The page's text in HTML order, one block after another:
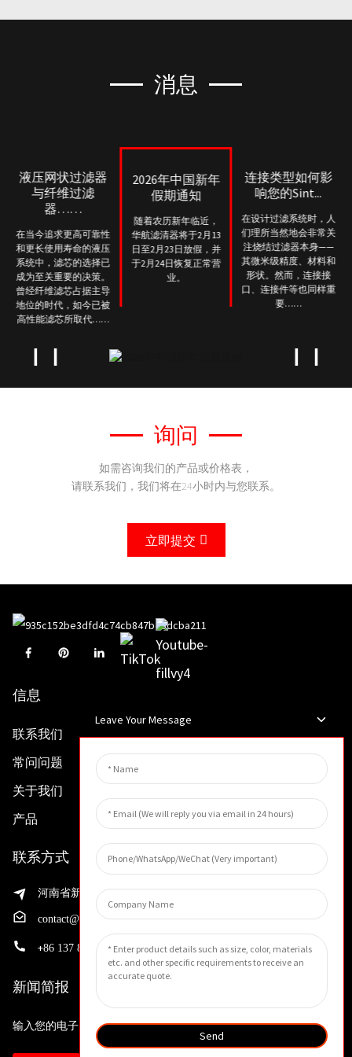
消息
液压网状过滤器
与纤维过滤
器……
在当今追求更高可靠性
和更长使用寿命的液压
系统中，滤芯的选择已
成为至关重要的决策。
曾经纤维滤芯占据主导
地位的时代，如今已被
高性能滤芯所取代……
2026年中国新年
假期通知
随着农历新年临近，
华航滤清器将于2月13
日至2月23日放假，并
于2月24日恢复正常营
业。
连接类型如何影
响您的Sint...
在设计过滤系统时，人
们理所当然地会非常关
注烧结过滤器本身——
其微米级精度、材料和
形状。然而，连接接
口、连接件等也同样重
要……
询问
如需咨询我们的产品或价格表，
请联系我们，我们将在24小时内与您联系。
立即提交
信息
联系我们
常问问题
关于我们
产品
联系方式
河南省新乡市渭滨区先进制造业开发区邵华路199号
contact@huahangfilter.com
+86 137 8194 7634
新闻简报
输入您的电子邮件地址，我们将向您发送最新资讯计划。
Leave Your Message
Send